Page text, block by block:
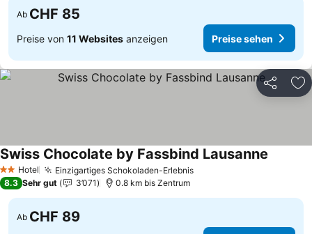
Ab CHF 85
Preise von 11 Websites anzeigen Preise sehen
Teilen
2 Sterne
Hotel Einzigartiges Schokoladen-ErlebnisPreise sehen
Swiss Chocolate by Fassbind Lausanne
8.3 Sehr gut 3’071 0.8 km bis Zentrum
Ab CHF 89